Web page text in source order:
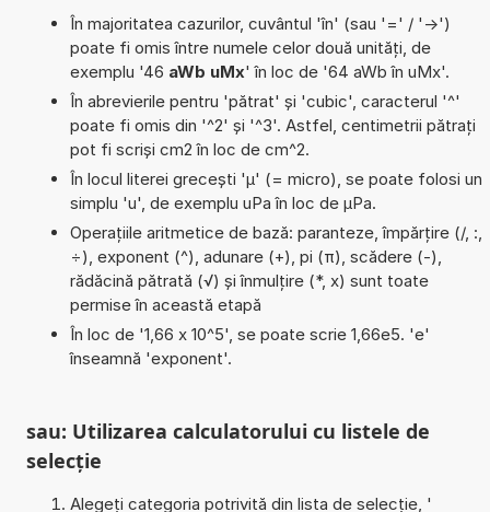
În majoritatea cazurilor, cuvântul 'în' (sau '=' / '->')
poate fi omis între numele celor două unități, de
exemplu '46 aWb uMx' în loc de '64 aWb în uMx'.
În abrevierile pentru 'pătrat' și 'cubic', caracterul '^'
poate fi omis din '^2' și '^3'. Astfel, centimetrii pătrați
pot fi scriși cm2 în loc de cm^2.
În locul literei grecești 'µ' (= micro), se poate folosi un
simplu 'u', de exemplu uPa în loc de µPa.
Operațiile aritmetice de bază: paranteze, împărțire (/, :,
÷), exponent (^), adunare (+), pi (π), scădere (-),
rădăcină pătrată (√) și înmulțire (*, x) sunt toate
permise în această etapă
În loc de '1,66 x 10^5', se poate scrie 1,66e5. 'e'
înseamnă 'exponent'.
sau: Utilizarea calculatorului cu listele de
selecție
Alegeți categoria potrivită din lista de selecție, '